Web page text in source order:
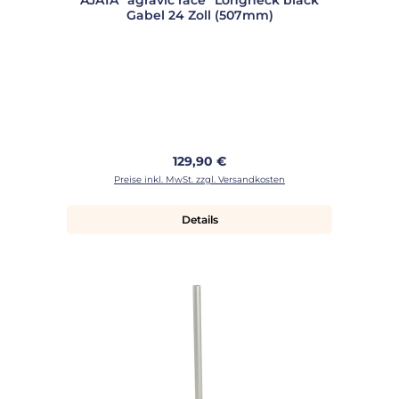
Gabel 24 Zoll (507mm)
Regulärer Preis:
129,90 €
Preise inkl. MwSt. zzgl. Versandkosten
Details